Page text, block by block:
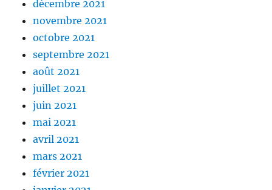
décembre 2021
novembre 2021
octobre 2021
septembre 2021
août 2021
juillet 2021
juin 2021
mai 2021
avril 2021
mars 2021
février 2021